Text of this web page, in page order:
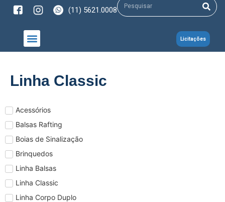
(11) 5621.0008
Licitações
Linha Classic
Acessórios
Balsas Rafting
Boias de Sinalização
Brinquedos
Linha Balsas
Linha Classic
Linha Corpo Duplo